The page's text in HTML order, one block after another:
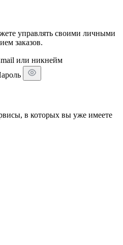
управлять своими личными
заказов.
или никнейм
в которых вы уже имеете